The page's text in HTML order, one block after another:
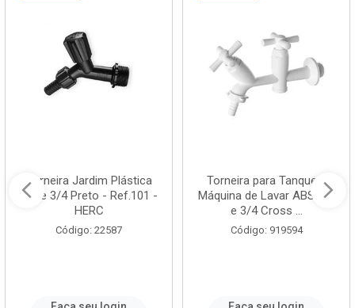
Torneira Jardim Plástica
1/2 e 3/4 Preto - Ref.101 -
HERC
Código: 22587
Torneira para Tanque e
Máquina de Lavar ABS 1/2
e 3/4 Cross ...
Código: 919594